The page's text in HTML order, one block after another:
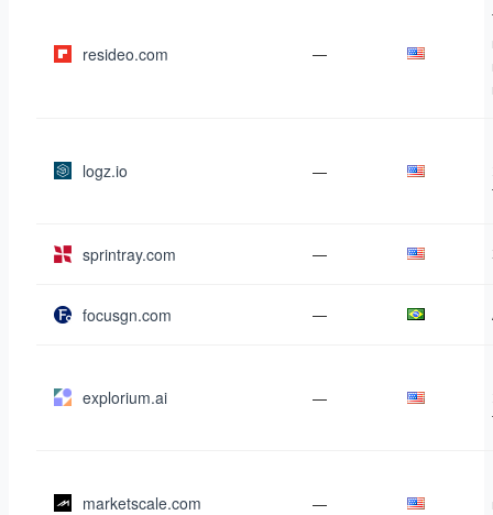
resideo.com —
logz.io —
sprintray.com —
focusgn.com —
explorium.ai —
marketscale.com —